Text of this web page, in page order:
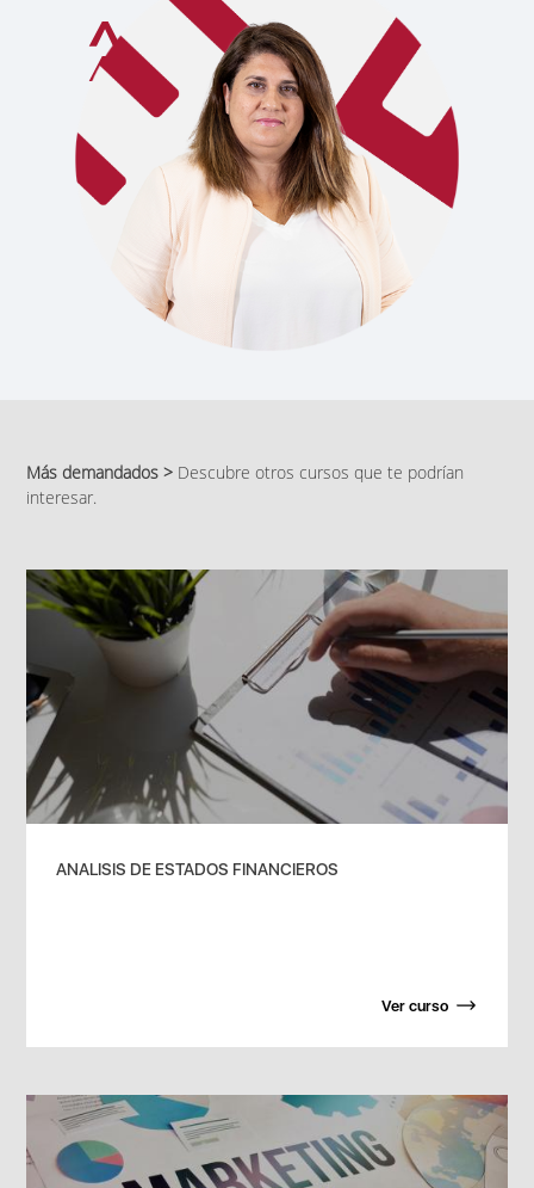
Más demandados > Descubre otros cursos que te podrían
interesar.
ANALISIS DE ESTADOS FINANCIEROS
Ver curso